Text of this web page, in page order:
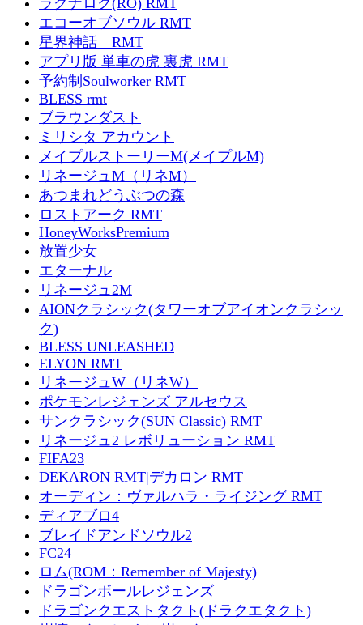
ラグナロク(RO) RMT
エコーオブソウル RMT
星界神話 RMT
アプリ版 単車の虎 裏虎 RMT
予約制Soulworker RMT
BLESS rmt
ブラウンダスト
ミリシタ アカウント
メイプルストーリーM(メイプルM)
リネージュM（リネM）
あつまれどうぶつの森
ロストアーク RMT
HoneyWorksPremium
放置少女
エターナル
リネージュ2M
AIONクラシック(タワーオブアイオンクラシッ
ク)
BLESS UNLEASHED
ELYON RMT
リネージュW（リネW）
ポケモンレジェンズ アルセウス
サンクラシック(SUN Classic) RMT
リネージュ2 レボリューション RMT
FIFA23
DEKARON RMT|デカロン RMT
オーディン：ヴァルハラ・ライジング RMT
ディアブロ4
ブレイドアンドソウル2
FC24
ロム(ROM：Remember of Majesty)
ドラゴンボールレジェンズ
ドラゴンクエストタクト(ドラクエタクト)